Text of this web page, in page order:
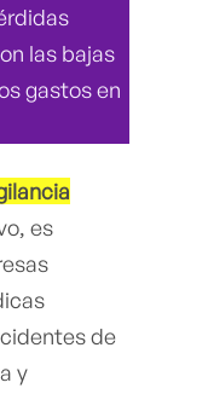
las bajas
gastos en
es
de
y